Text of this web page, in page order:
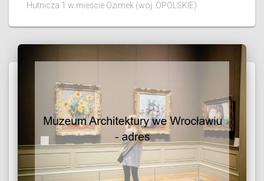
Hutnicza 1 w mieście Ozimek (woj. OPOLSKIE)